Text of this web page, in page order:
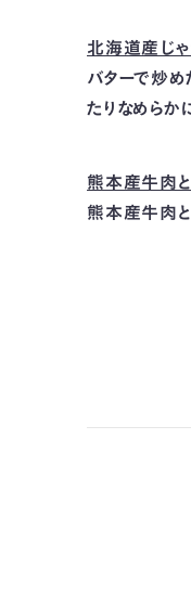
北海道産じ
バターで炒
たりなめらか
熊本産牛肉
熊本産牛肉